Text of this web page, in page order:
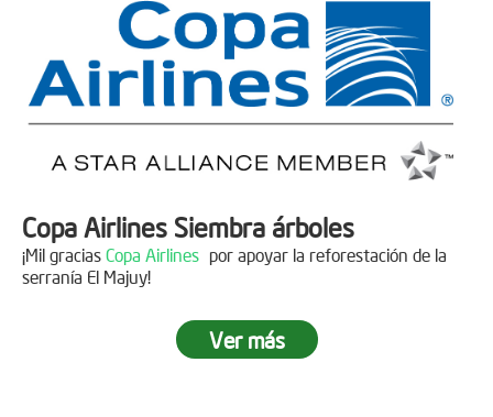
Copa Airlines Siembra árboles
¡Mil gracias Copa Airlines por apoyar la reforestación de la
serranía El Majuy!
Siembra en el Páramo Aguas Vivas
Ver más